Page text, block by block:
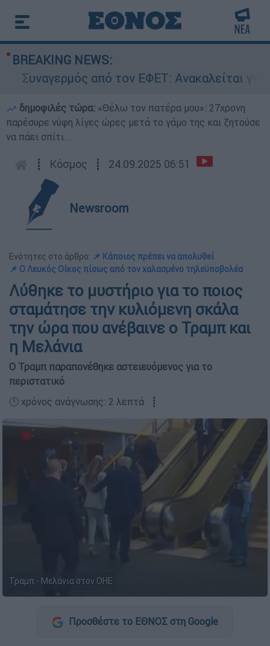
BREAKING NEWS:
από τον ΕΦΕΤ: Ανακαλείται
δημοφιλές τώρα: «Θέλω τον πατέρα μου»: 27χρονη
παρέσυρε νύφη λίγες ώρες μετά το γάμο της και ζητούσε
να πάει σπίτι...
┋ Κόσμος ┋ 24.09.2025 06:51
Newsroom
Ενότητες στο άρθρο: 📌 Κάποιος πρέπει να απολυθεί
📌 Ο Λευκός Οίκος πίσως από τον χαλασμένο τηλεϋποβολέα
Λύθηκε το μυστήριο για το ποιος
σταμάτησε την κυλιόμενη σκάλα
την ώρα που ανέβαινε ο Τραμπ και
η Μελάνια
Ο Τραμπ παραπονέθηκε αστειευόμενος για το
περιστατικό
🕛 χρόνος ανάγνωσης: 2 λεπτά ┋
Τραμπ - Μελάνια στον ΟΗΕ
Προσθέστε το ΕΘΝΟΣ στη Google